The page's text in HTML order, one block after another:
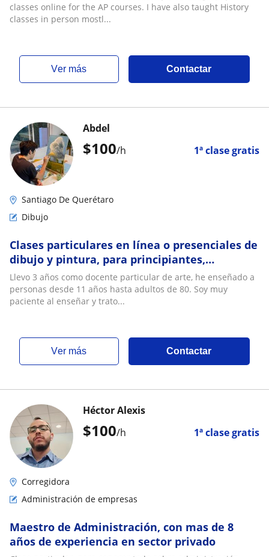
classes online for the AP courses. I have also taught History
classes in person mostl...
ver más Contactar
$100/h 1ª clase gratis
Abdel
Santiago De Querétaro
Dibujo
Clases particulares en línea o presenciales de
dibujo y pintura, para principiantes,
intermedios y avanzados
Llevo 3 años como docente particular de arte, he enseñado a
personas desde 11 años hasta adultos de 80. Soy muy
paciente al enseñar y trato...
ver más Contactar
$100/h 1ª clase gratis
Héctor Alexis
Corregidora
Administración de empresas
Maestro de Administración, con mas de 8
años de experiencia en sector privado